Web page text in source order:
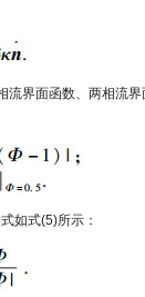
流界面函数、两相流
如式(5)所示：